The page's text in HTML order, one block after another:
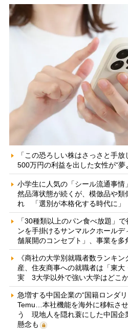
「この恐ろしい株はさっさと手
500万円の利益を出した女性が“夢
小学生に人気の「シール流通事
然品薄状態が続くが、模倣品や
れ 「選別が本格化する時代に」
「30種類以上のパン食べ放題」
ンを手掛けるサンマルクホール
舗展開のコンセプト」、事業を多
《商社の大学別就職者数ランキ
産、住友商事への就職者は「東
実 3大学以外で強い大学はどこ
急増する中国企業の“国籍ロンダ
Temu…本社機能を海外に移転さ
う 現地人を隠れ蓑にした中国企
懸念も